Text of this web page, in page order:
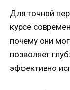
Для точной
курсе
почему они
позволяет
эффективно